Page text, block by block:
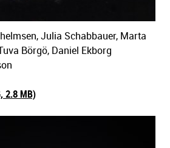
Julia Schabbauer, Marta
Börgö, Daniel Ekborg
2.8 MB)